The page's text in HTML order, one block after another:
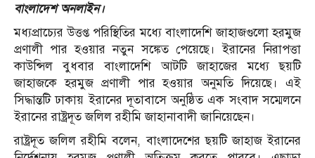
বাংলাদেশ অনলাইন।
মধ্যপ্রাচ্যের উত্তপ্ত পরিস্থিতির মধ্যে বাংলাদেশি জাহাজগুলো হরমুজ
প্রণালী পার হওয়ার নতুন সঙ্কেত পেয়েছে। ইরানের নিরাপত্তা
কাউন্সিল বুধবার বাংলাদেশি আটটি জাহাজের মধ্যে ছয়টি
জাহাজকে হরমুজ প্রণালী পার হওয়ার অনুমতি দিয়েছে। এই
সিদ্ধান্তটি ঢাকায় ইরানের দূতাবাসে অনুষ্ঠিত এক সংবাদ সম্মেলনে
ইরানের রাষ্ট্রদূত জলিল রহীমি জাহানাবাদী জানিয়েছেন।
রাষ্ট্রদূত জলিল রহীমি বলেন, বাংলাদেশের ছয়টি জাহাজ ইরানের